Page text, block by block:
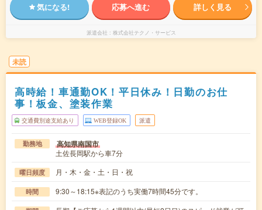
気になる! 応募へ進む 詳しく見る
派遣会社 株式会社テクノ・サービス
未読
高時給！車通勤OK！平日休み！日勤のお仕
事！板金、塗装作業
交通費別途支給あり WEB登録OK 派遣
勤務地 高知県南国市
土佐長岡駅から車7分
曜日頻度 月・木・金・土・日・祝
時間 9:30～18:15※表記のうち実働7時間45分です。